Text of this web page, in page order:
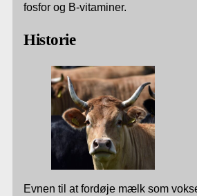
fosfor og B-vitaminer.
Historie
Evnen til at fordøje mælk som